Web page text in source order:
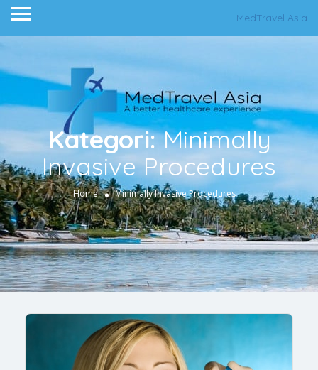
MedTravel Asia
Kategori:Minimally
Invasive Procedures
Home Minimally Invasive Procedures